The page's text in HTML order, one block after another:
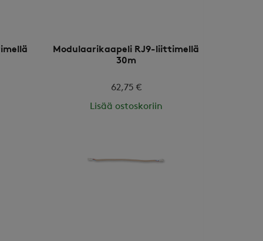
Modulaarikaapeli RJ9-liittimellä
30m
62,75 €
Lisää ostoskoriin